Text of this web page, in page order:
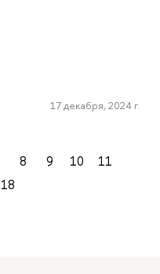
17 декабря, 2024 г.
8 9 10
11
18